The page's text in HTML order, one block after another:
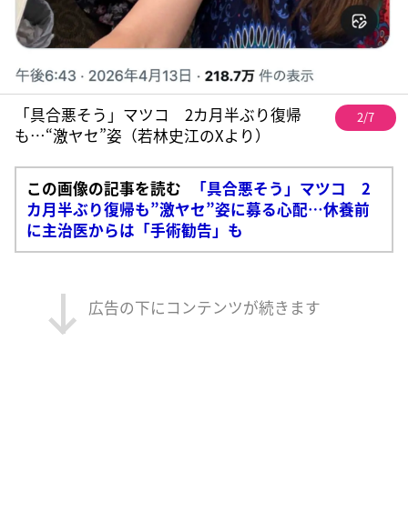
「具合悪そう」マツコ 2カ月半ぶり復帰
も…“激ヤセ”姿（若林史江のXより）
2/7
この画像の記事を読む
「具合悪そう」マツコ 2
カ月半ぶり復帰も”激ヤセ”姿に募る心配…休養前
に主治医からは「手術勧告」も
広告の下にコンテンツが続きます